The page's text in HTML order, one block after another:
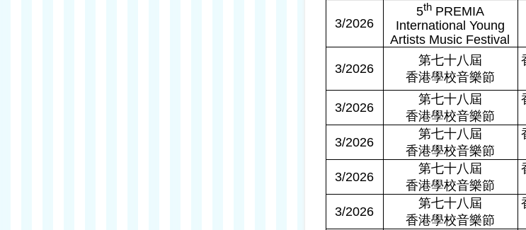
3/2026
5thPREMIA
International Young
Artists Music Festival
3/2026
第七十八屆
香港學校音樂節
3/2026
第七十八屆
香港學校音樂節
3/2026
第七十八屆
香港學校音樂節
3/2026
第七十八屆
香港學校音樂節
3/2026
第七十八屆
香港學校音樂節